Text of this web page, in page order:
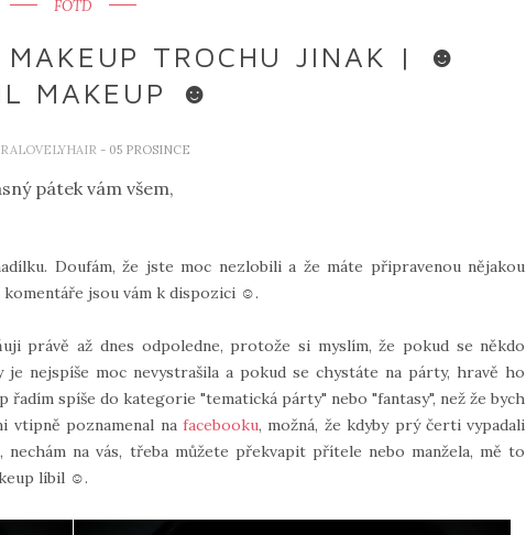
FOTD
MAKEUP TROCHU JINAK | ☻
MAKEUP ☻
- 05 PROSINCE
pátek vám všem,
Doufám, že jste moc nezlobili a že máte připravenou nějakou
jsou vám k dispozici ☺.
právě až dnes odpoledne, protože si myslím, že pokud se někdo
nejspíše moc nevystrašila a pokud se chystáte na párty, hravě ho
řadím spíše do kategorie "tematická párty" nebo "fantasy", než že bych
vtipně poznamenal na facebooku, možná, že kdyby prý čerti vypadali
na vás, třeba můžete překvapit přítele nebo manžela, mě to
líbil ☺.